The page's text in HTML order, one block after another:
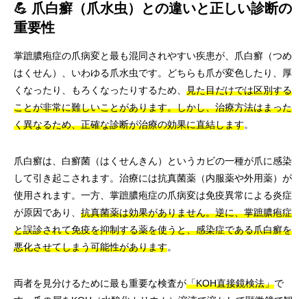
💪 爪白癬（爪水虫）との違いと正しい診断の
重要性
掌蹠膿疱症の爪病変と最も混同されやすい疾患が、爪白癬（つめ
はくせん）、いわゆる爪水虫です。どちらも爪が変色したり、厚
くなったり、もろくなったりするため、 見た目だけでは区別する
ことが非常に難しいことがあります。しかし、治療方法はまった
く異なるため、正確な診断が治療の効果に直結します。
爪白癬は、白癬菌（はくせんきん）というカビの一種が爪に感染
して引き起こされます。治療には抗真菌薬（内服薬や外用薬）が
使用されます。一方、掌蹠膿疱症の爪病変は免疫異常による炎症
が原因であり、 抗真菌薬は効果がありません。逆に、掌蹠膿疱症
と誤診されて免疫を抑制する薬を使うと、感染症である爪白癬を
悪化させてしまう可能性があります。
両者を見分けるために最も重要な検査が「KOH直接鏡検法」で